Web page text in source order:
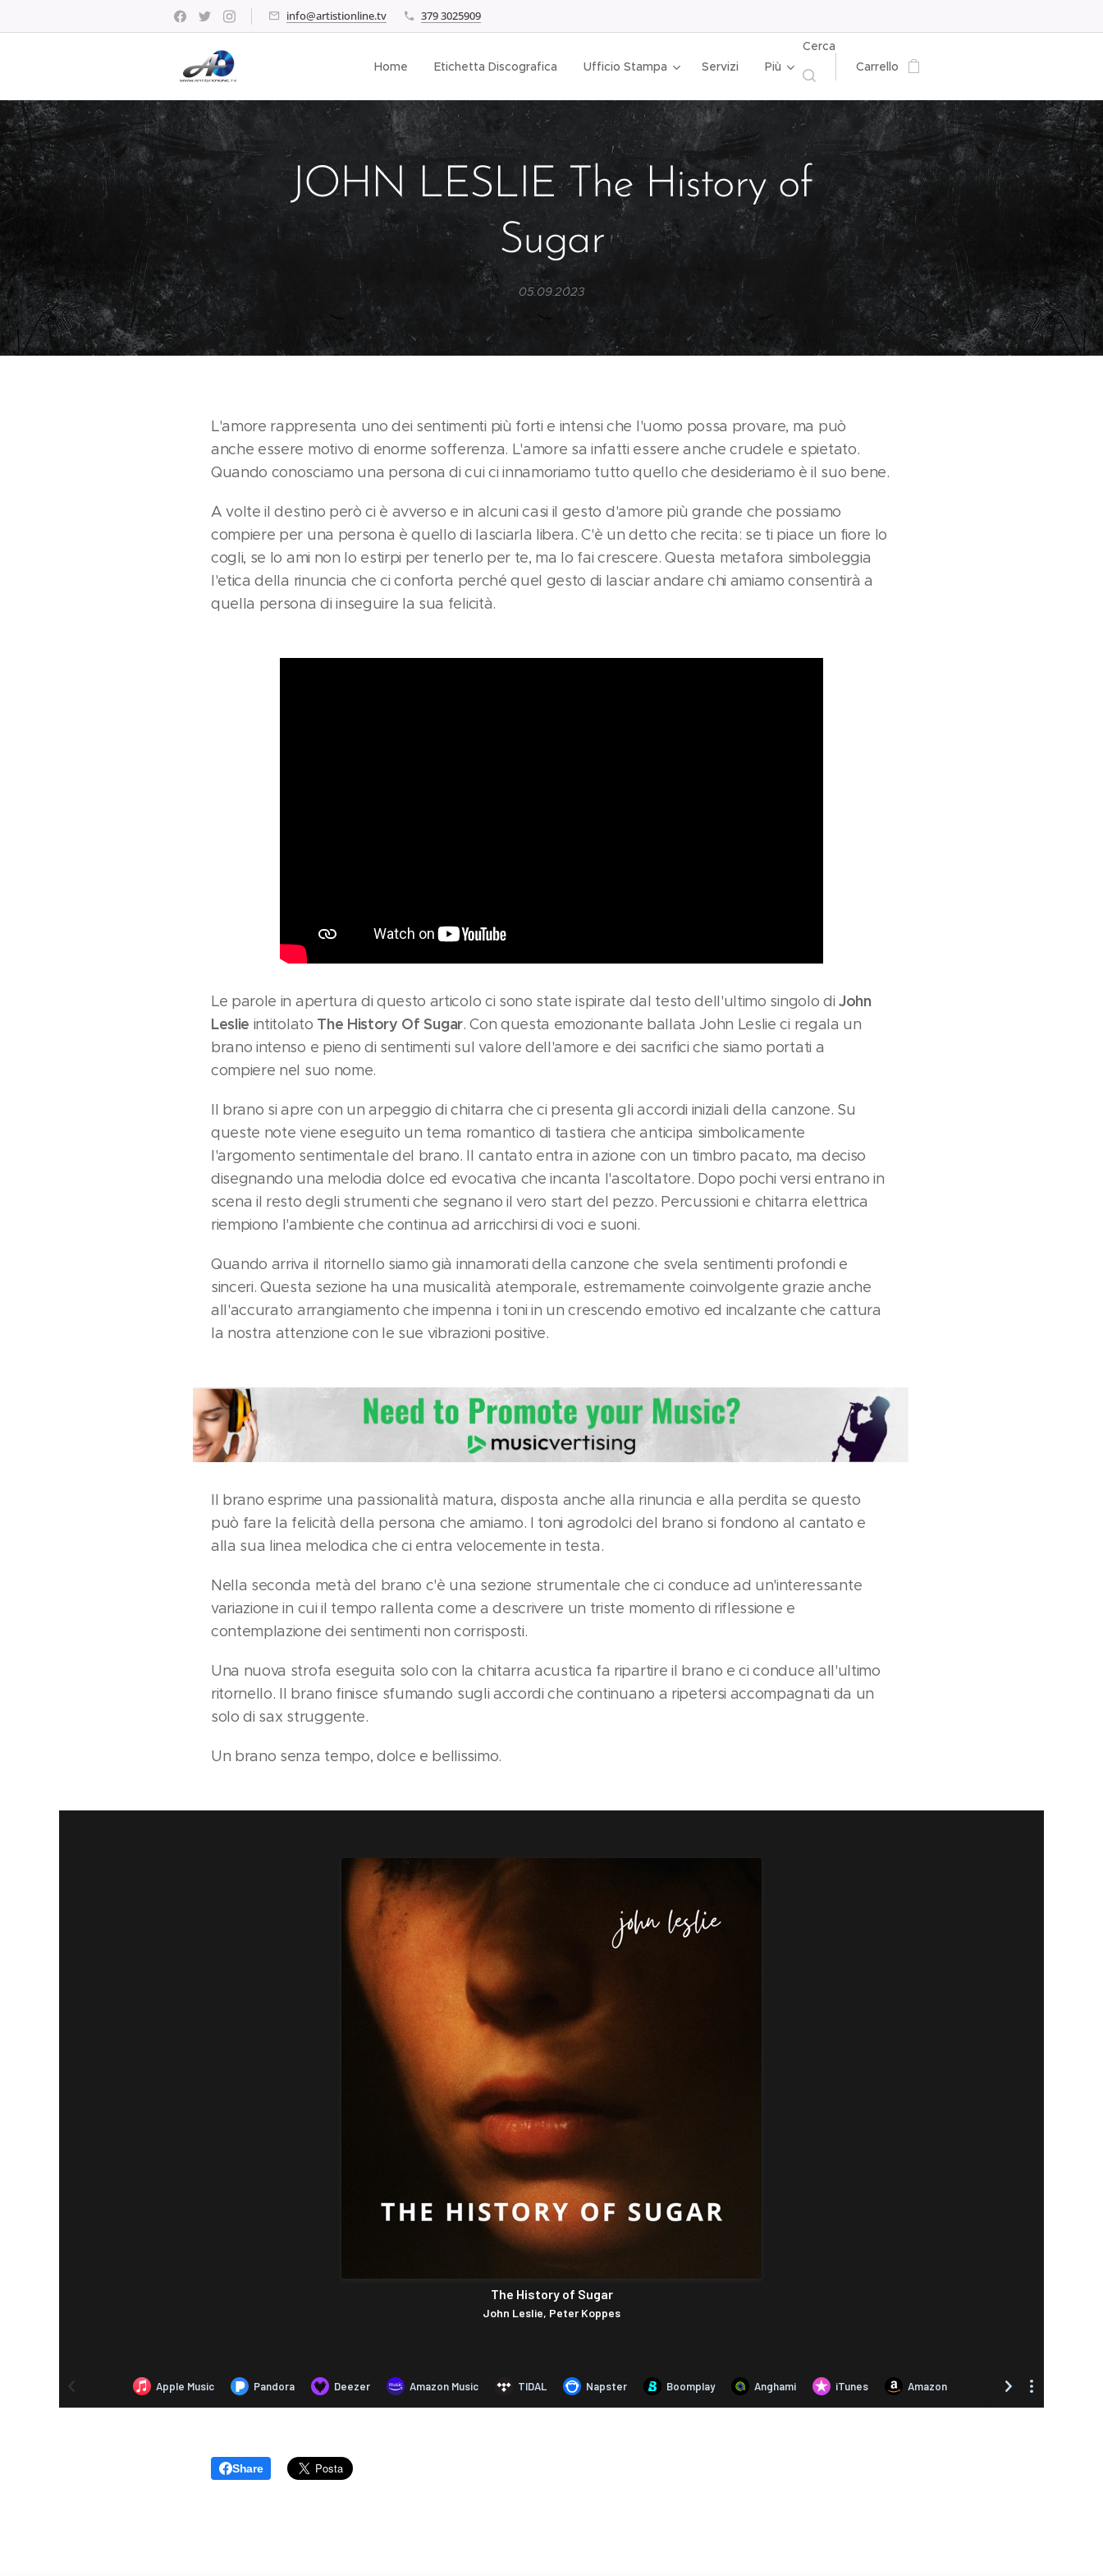
info@artistionline.tv 379 3025909
Home Etichetta Discografica Ufficio Stampa Servizi Più
Cerca
Carrello
JOHN LESLIE The History of
Sugar
05.09.2023
L'amore rappresenta uno dei sentimenti più forti e intensi che l'uomo possa provare, ma può
anche essere motivo di enorme sofferenza. L'amore sa infatti essere anche crudele e spietato.
Quando conosciamo una persona di cui ci innamoriamo tutto quello che desideriamo è il suo bene.
A volte il destino però ci è avverso e in alcuni casi il gesto d'amore più grande che possiamo
compiere per una persona è quello di lasciarla libera. C'è un detto che recita: se ti piace un fiore lo
cogli, se lo ami non lo estirpi per tenerlo per te, ma lo fai crescere. Questa metafora simboleggia
l'etica della rinuncia che ci conforta perché quel gesto di lasciar andare chi amiamo consentirà a
quella persona di inseguire la sua felicità.
Le parole in apertura di questo articolo ci sono state ispirate dal testo dell'ultimo singolo di John
Leslie intitolato The History Of Sugar. Con questa emozionante ballata John Leslie ci regala un
brano intenso e pieno di sentimenti sul valore dell'amore e dei sacrifici che siamo portati a
compiere nel suo nome.
Il brano si apre con un arpeggio di chitarra che ci presenta gli accordi iniziali della canzone. Su
queste note viene eseguito un tema romantico di tastiera che anticipa simbolicamente
l'argomento sentimentale del brano. Il cantato entra in azione con un timbro pacato, ma deciso
disegnando una melodia dolce ed evocativa che incanta l'ascoltatore. Dopo pochi versi entrano in
scena il resto degli strumenti che segnano il vero start del pezzo. Percussioni e chitarra elettrica
riempiono l'ambiente che continua ad arricchirsi di voci e suoni.
Quando arriva il ritornello siamo già innamorati della canzone che svela sentimenti profondi e
sinceri. Questa sezione ha una musicalità atemporale, estremamente coinvolgente grazie anche
all'accurato arrangiamento che impenna i toni in un crescendo emotivo ed incalzante che cattura
la nostra attenzione con le sue vibrazioni positive.
Il brano esprime una passionalità matura, disposta anche alla rinuncia e alla perdita se questo
può fare la felicità della persona che amiamo. I toni agrodolci del brano si fondono al cantato e
alla sua linea melodica che ci entra velocemente in testa.
Nella seconda metà del brano c'è una sezione strumentale che ci conduce ad un'interessante
variazione in cui il tempo rallenta come a descrivere un triste momento di riflessione e
contemplazione dei sentimenti non corrisposti.
Una nuova strofa eseguita solo con la chitarra acustica fa ripartire il brano e ci conduce all'ultimo
ritornello. Il brano finisce sfumando sugli accordi che continuano a ripetersi accompagnati da un
solo di sax struggente.
Un brano senza tempo, dolce e bellissimo.
Share